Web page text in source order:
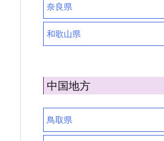
奈良県
和歌山県
中国地方
鳥取県